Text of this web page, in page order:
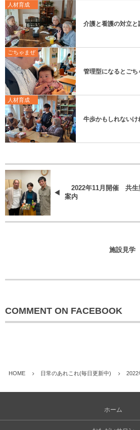
人材育成
介護と看護の対立と
ごちゃまぜ
管理型になるとご
人材育成
牛歩かもしれないけ
2022年11月開催 共生
案内
施設見学
COMMENT ON FACEBOOK
HOME 日常のあれこれ(毎日更新中)
ホーム